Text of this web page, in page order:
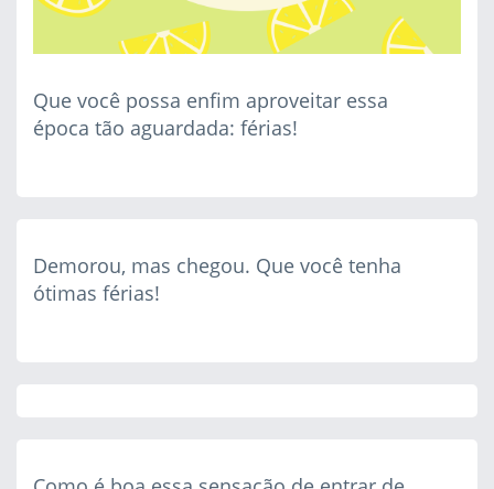
Que você possa enfim aproveitar essa
época tão aguardada: férias!
Demorou, mas chegou. Que você tenha
ótimas férias!